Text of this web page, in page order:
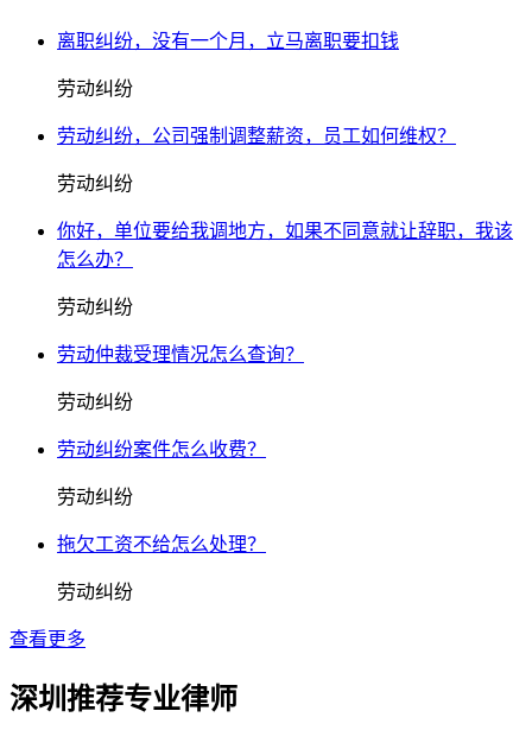
离职纠纷，没有一个月，立马离职要扣钱
劳动纠纷
劳动纠纷，公司强制调整薪资，员工如何维权？
劳动纠纷
你好，单位要给我调地方，如果不同意就让辞职，我该
怎么办？
劳动纠纷
劳动仲裁受理情况怎么查询？
劳动纠纷
劳动纠纷案件怎么收费？
劳动纠纷
拖欠工资不给怎么处理？
劳动纠纷
查看更多
深圳推荐专业律师